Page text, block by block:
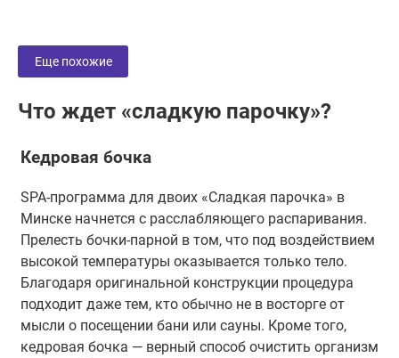
Еще похожие
Что ждет «сладкую парочку»?
Кедровая бочка
SPA-программа для двоих «Сладкая парочка» в
Минске начнется с расслабляющего распаривания.
Прелесть бочки-парной в том, что под воздействием
высокой температуры оказывается только тело.
Благодаря оригинальной конструкции процедура
подходит даже тем, кто обычно не в восторге от
мысли о посещении бани или сауны. Кроме того,
кедровая бочка — верный способ очистить организм